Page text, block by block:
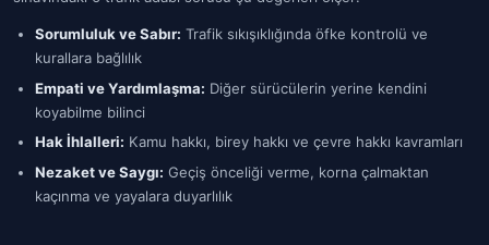
Sorumluluk ve Sabır: Trafik sıkışıklığında öfke kontrolü ve
kurallara bağlılık
Empati ve Yardımlaşma: Diğer sürücülerin yerine kendini
koyabilme bilinci
Hak İhlalleri: Kamu hakkı, birey hakkı ve çevre hakkı kavramları
Nezaket ve Saygı: Geçiş önceliği verme, korna çalmaktan
kaçınma ve yayalara duyarlılık